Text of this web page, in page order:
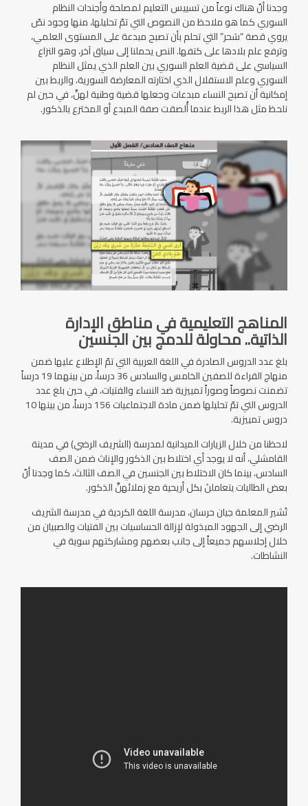
وجدنا أنّ هناك نوعاً من تسييس التعليم لمصلحة وأجندات النظام
السوري كما هو ملاحظ من النصوص التي تمّ تحليلها، منها وجود نصّ
يروي قصة “سَحر” التي تحلم بأن تصبح مبدعة على المستوى العلمي،
وترفع علم بلادها على كتفها. النص يحملنا إلى سياق آخر، وهو النزاع
السياسي على قضية العلم السوري بين العلم الذي يمثل النظام
السوري وعلم الاستقلال الذي اختارته المعارضة السورية، والربط بين
إمكانية أن تصبح النساء مبدعات وجعلها قضية وطنية لهنَّ، في حين لم
نلحظ مثل هذا الربط عندما أُلصقت صفة المبدع أو المخترع بالذكور.
المناهج التعليمية في مناطق الإدارة
الذاتية.. محاولة للدمج بين الجنسين
بلغ عدد الدروس الصادرة في اللغة العربية التي تمّ الإطلاع عليها ضمن
منهاج القراءة للصفين الخامس والسادس 36 درساً، من بينهما 19 درساً
تضمنت نصوصاً وصوراً تمييزية ضد النساء والفتيات، في حين بلغ عدد
الدروس التي تمّ تحليلها ضمن مادة الاجتماعيات 156 درساً، من بينها 10
دروس تمييزية.
لاحظنا من خلال الزيارات الميدانية لمدرسة (الشريف الرضي) في مدينة
القامشلي، أنه لا يوجد أي اختلاط بين الذكور والإناث ضمن الصف
السادس، بينما كان الاختلاط بين الجنسين في الصف الثالث، كما وجدنا أنّ
بعض الطالبات يتعاملنَ بكل أريحية مع زملائهنَّ الذكور.
تُشير المعلمة جيان حرسان، مدرسة اللغة الكردية في مدرسة الشريف
الرضي إلى الجهود المبذولة لإزالة الحساسيات بين الفتيات والصبيان من
خلال إجلاسهم جميعاً إلى جانب بعضهم ومشاركتهم سوية في
النشاطات.